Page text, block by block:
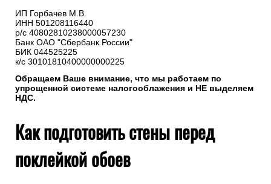
ИП Горбачев М.В.
ИНН 501208116440
р/с 40802810238000057230
Банк ОАО "Сбербанк России"
БИК 044525225
к/с 30101810400000000225
Обращаем Ваше внимание, что мы работаем по
упрощенной системе налогооблажения и НЕ выделяем
НДС.
Как подготовить стены перед
поклейкой обоев